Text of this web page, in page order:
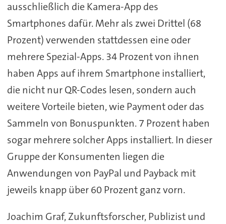
ausschließlich die Kamera-App des
Smartphones dafür. Mehr als zwei Drittel (68
Prozent) verwenden stattdessen eine oder
mehrere Spezial-Apps. 34 Prozent von ihnen
haben Apps auf ihrem Smartphone installiert,
die nicht nur QR-Codes lesen, sondern auch
weitere Vorteile bieten, wie Payment oder das
Sammeln von Bonuspunkten. 7 Prozent haben
sogar mehrere solcher Apps installiert. In dieser
Gruppe der Konsumenten liegen die
Anwendungen von PayPal und Payback mit
jeweils knapp über 60 Prozent ganz vorn.
Joachim Graf, Zukunftsforscher, Publizist und